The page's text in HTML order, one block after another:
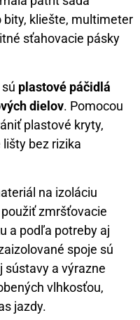
bity, kliešte, multimeter
sťahovacie pásky
plastové páčidlá
dielov. Pomocou
plastové kryty,
bez rizika
na izoláciu
zmršťovacie
a podľa potreby aj
spoje sú
sústavy a výrazne
vlhkosťou,
jazdy.